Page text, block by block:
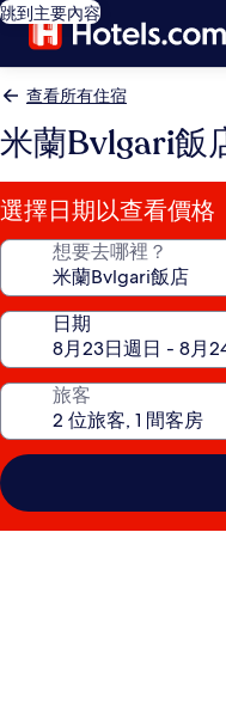
跳到主要內容
查看所有住宿
米蘭Bvlgari飯
選擇日期以查看價格
想要去哪裡？
日期
旅客